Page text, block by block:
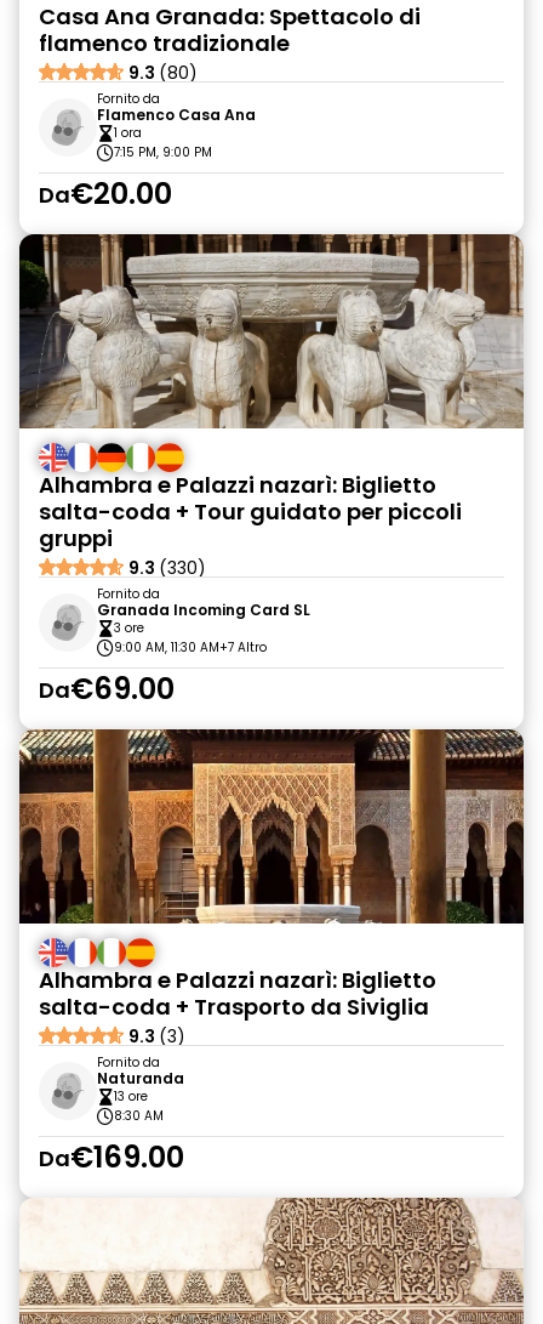
Casa Ana Granada: Spettacolo di
flamenco tradizionale
9.3 (80)
Fornito da
Flamenco Casa Ana
1 ora
7:15 PM, 9:00 PM
Da€20.00
Alhambra e Palazzi nazarì: Biglietto
salta-coda + Tour guidato per piccoli
gruppi
9.3 (330)
Fornito da
Granada Incoming Card SL
3 ore
9:00 AM, 11:30 AM+7 Altro
Da€69.00
Alhambra e Palazzi nazarì: Biglietto
salta-coda + Trasporto da Siviglia
9.3 (3)
Fornito da
Naturanda
13 ore
8:30 AM
Da€169.00